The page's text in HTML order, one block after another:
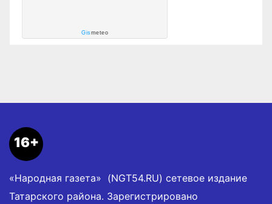
Gismeteo
16+
«Народная газета» (NGT54.RU) сетевое издание
Татарского района. Зарегистрировано